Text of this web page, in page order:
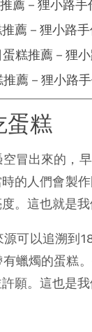
薦－狸小路
推薦－狸小路
蛋糕推薦－狸
推薦－狸小路
蛋糕
冒出來的，
的人們會製
。這也就是
可以追溯到
蠟燭的蛋糕
願。這也是